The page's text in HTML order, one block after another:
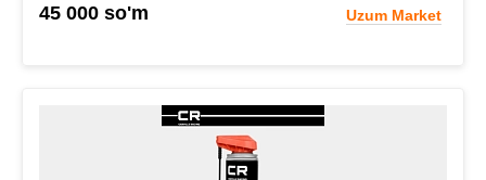
45 000 so'm Uzum Market